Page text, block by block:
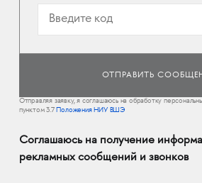
Отправляя заявку, я соглашаюсь на обработку
пунктом 3.7
Положения НИУ ВШЭ
Соглашаюсь на получение
рекламных сообщений и звонков